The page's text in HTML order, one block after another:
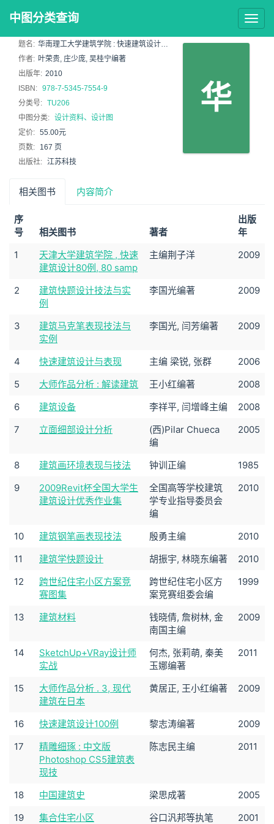
中图分类查询
华
题名: 华南理工大学建筑学院 : 快速建筑设计50例 : 50 samples of architecture des
作者: 叶荣贵, 庄少庞, 吴桂宁编著
出版年: 2010
ISBN: 978-7-5345-7554-9
分类号: TU206
中图分类: 设计资料、设计图
定价: 55.00元
页数:
167 页
出版社: 江苏科技
相关图书 内容简介
序
号
相关图书 著者
出版
年
1
天津大学建筑学院 , 快速
建筑设计80例, 80 samp
主编荆子洋 2009
2
建筑快题设计技法与实
例
李国光编著 2009
3
建筑马克笔表现技法与
实例
李国光, 闫芳编著 2009
4 快速建筑设计与表现 主编 梁锐, 张群
2006
5
大师作品分析 : 解读建筑 王小红编著
2008
6
建筑设备 李祥平, 闫增峰主编
2008
7
立面细部设计分析
(西)Pilar Chueca
编
2005
8 建筑画环境表现与技法 钟训正编
1985
9
2009Revit杯全国大学生
建筑设计优秀作业集
全国高等学校建筑
学专业指导委员会
编
2010
10 建筑钢笔画表现技法 殷勇主编
2010
11
建筑学快题设计 胡振宇, 林晓东编著
2010
12
跨世纪住宅小区方案竞
赛图集
跨世纪住宅小区方
案竞赛组委会编
1999
13 建筑材料
钱晓倩, 詹树林, 金
南国主编
2009
14
SketchUp+VRay设计师
实战
何杰, 张莉萌, 秦美
玉娜编著
2011
15
大师作品分析 . 3, 现代
建筑在日本
黄居正, 王小红编著 2009
16 快速建筑设计100例 黎志涛编著
2009
17
精雕细琢 : 中文版
Photoshop CS5建筑表
现技
陈志民主编 2011
18 中国建筑史 梁思成著
2005
19
集合住宅小区 谷口汎邦等执笔 2001